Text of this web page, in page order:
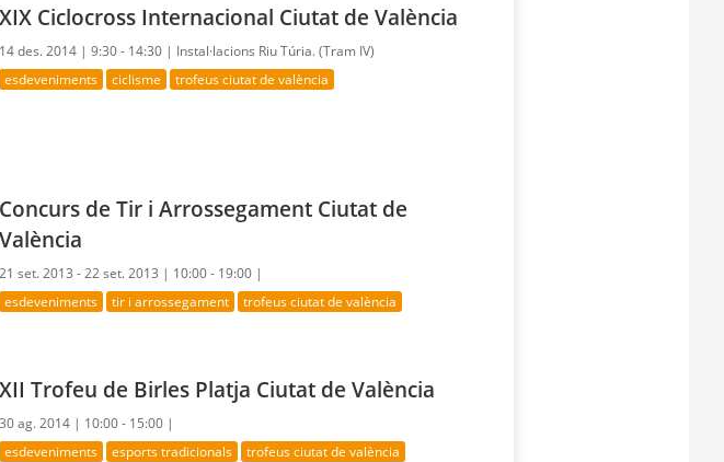
XIX Ciclocross Internacional Ciutat de València
14 des. 2014 |9:30 - 14:30 | Instal·lacions Riu Túria. (Tram IV)
esdeveniments ciclisme trofeus ciutat de valència
Concurs de Tir i Arrossegament Ciutat de
València
21 set. 2013 - 22 set. 2013 | 10:00 - 19:00 |
esdeveniments tir i arrossegament trofeus ciutat de valència
XII Trofeu de Birles Platja Ciutat de València
30 ag. 2014 | 10:00 - 15:00 |
esdeveniments esports tradicionals trofeus ciutat de valència